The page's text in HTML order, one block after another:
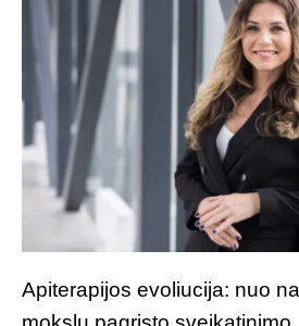
Apiterapijos evoliucija: nuo